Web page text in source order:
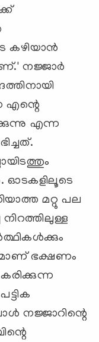
കഴിയാന്‍
നജ്ജാര്‍
എന്റെ
എന്ന
ഓടകളിലൂടെ
മറ്റു പല
ഭക്ഷണം
നജ്ജാറിന്റെ